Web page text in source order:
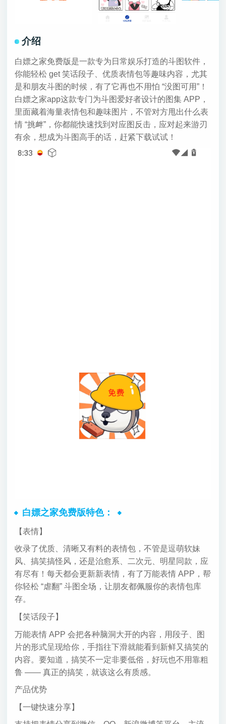
介绍
白嫖之家免费版是一款专为日常娱乐打造的斗图软件，
你能轻松 get 笑话段子、优质表情包等趣味内容，尤其
是和朋友斗图的时候，有了它再也不用怕 “没图可用”！
白嫖之家app这款专门为斗图爱好者设计的图集 APP，
里面藏着海量表情包和趣味图片，不管对方甩出什么表
情 “挑衅”，你都能快速找到对应图反击，应对起来游刃
有余，想成为斗图高手的话，赶紧下载试试！
白嫖之家免费版特色：
【表情】
收录了优质、清晰又有料的表情包，不管是逗萌软妹
风、搞笑搞怪风，还是治愈系、二次元、明星同款，应
有尽有！每天都会更新新表情，有了万能表情 APP，帮
你轻松 “虐翻” 斗图全场，让朋友都佩服你的表情包库
存。
【笑话段子】
万能表情 APP 会把各种脑洞大开的内容，用段子、图
片的形式呈现给你，手指往下滑就能看到新鲜又搞笑的
内容。要知道，搞笑不一定非要低俗，好玩也不用靠粗
鲁 —— 真正的搞笑，就该这么有质感。
产品优势
【一键快速分享】